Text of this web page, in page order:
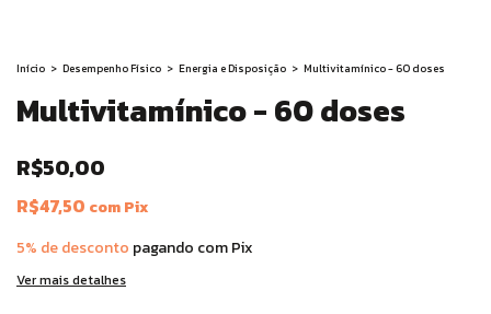
Início > Desempenho Físico > Energia e Disposição > Multivitamínico - 60 doses
Multivitamínico - 60 doses
R$50,00
R$47,50 comPix
5% de desconto pagando com Pix
Ver mais detalhes